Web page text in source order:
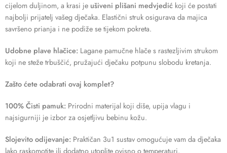
cijelom duljinom, a krasi je ušiveni plišani medvjedić koji će postati
najbolji prijatelj vašeg dječaka. Elastični struk osigurava da majica
savršeno prianja i ne podiže se tijekom pokreta.
Udobne plave hlačice: Lagane pamučne hlače s rastezljivim strukom
koji ne steže trbuščić, pružajući dječaku potpunu slobodu kretanja.
Zašto ćete odabrati ovaj komplet?
100% Čisti pamuk: Prirodni materijal koji diše, upija vlagu i
najsigurniji je izbor za osjetljivu bebinu kožu.
Slojevito odijevanje: Praktičan 3u1 sustav omogućuje vam da dječaka